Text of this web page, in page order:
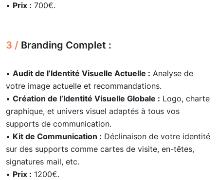
• Prix : 700€.
3 / Branding Complet :
• Audit de l’Identité Visuelle Actuelle : Analyse de
votre image actuelle et recommandations.
• Création de l’Identité Visuelle Globale : Logo, charte
graphique, et univers visuel adaptés à tous vos
supports de communication.
• Kit de Communication : Déclinaison de votre identité
sur des supports comme cartes de visite, en-têtes,
signatures mail, etc.
• Prix : 1200€.